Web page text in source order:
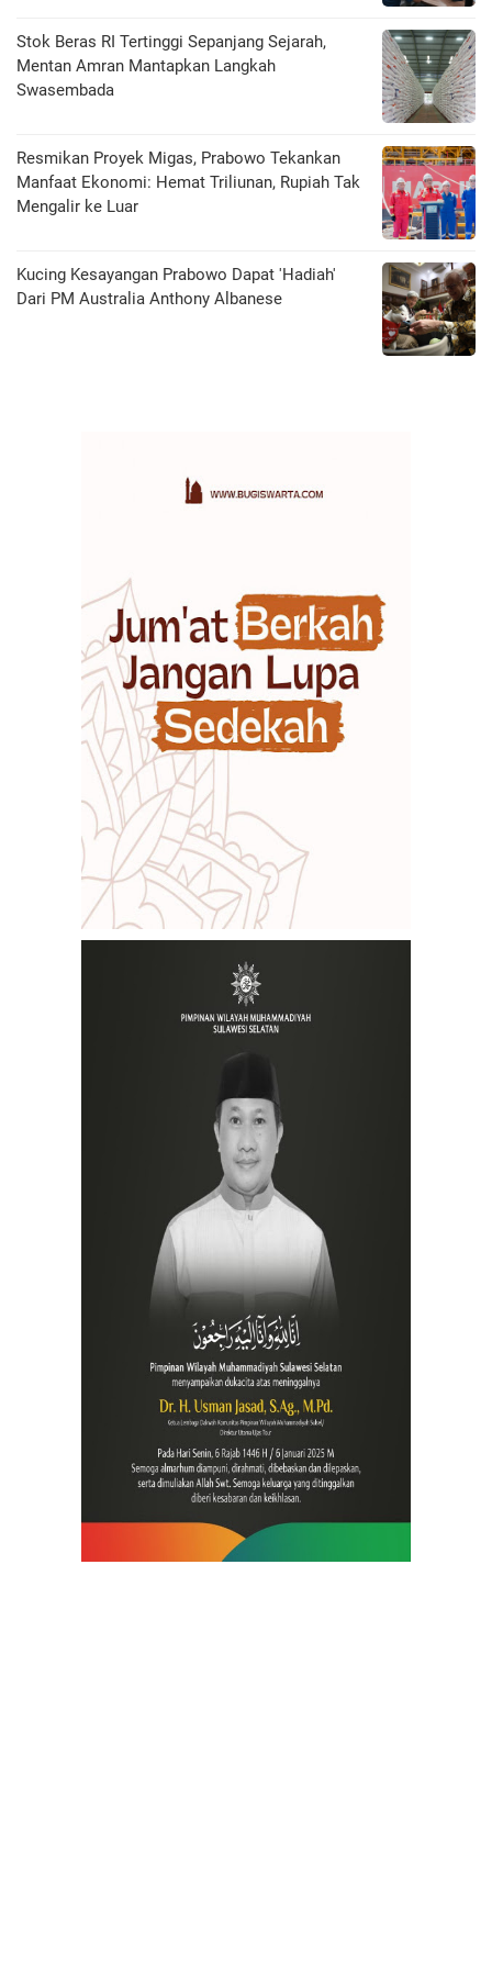
Stok Beras RI Tertinggi Sepanjang Sejarah,
Mentan Amran Mantapkan Langkah
Swasembada
Resmikan Proyek Migas, Prabowo Tekankan
Manfaat Ekonomi: Hemat Triliunan, Rupiah Tak
Mengalir ke Luar
Kucing Kesayangan Prabowo Dapat 'Hadiah'
Dari PM Australia Anthony Albanese